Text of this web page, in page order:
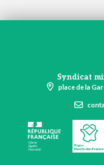
Syndicat
place de la